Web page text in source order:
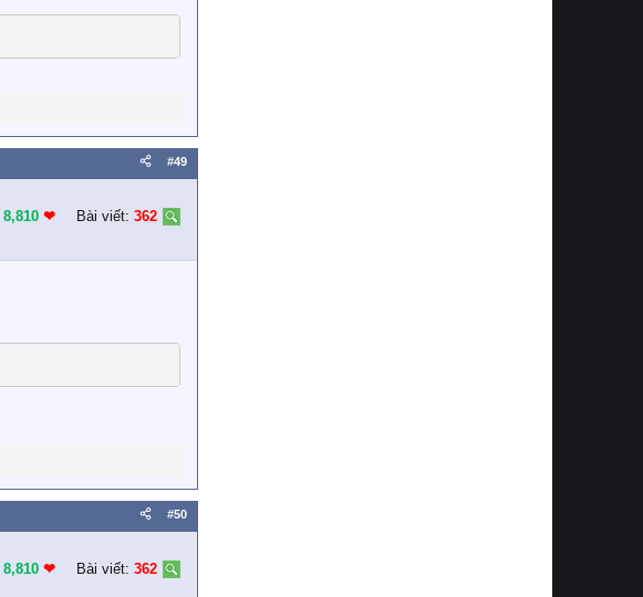
#49
8,810 ❤︎ Bài viết: 362
#50
8,810 ❤︎ Bài viết: 362